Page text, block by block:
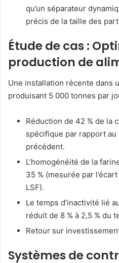
qu’un séparateur
précis de la taille des
Étude de cas :
production de
Une installation récente dans
produisant 5 000 tonnes par
Réduction de 42 % de la
spécifique par rapport
précédent.
L’homogénéité de la
35 % (mesurée par
LSF).
Le temps d’inactivité lié
réduit de 8 % à 2,5 % du
Retour sur
Systèmes de